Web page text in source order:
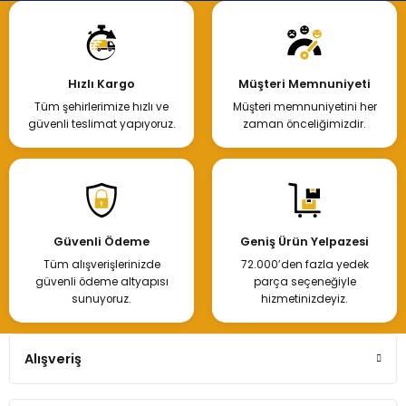
Hızlı Kargo
Tüm şehirlerimize hızlı ve
güvenli teslimat yapıyoruz.
Müşteri Memnuniyeti
Müşteri memnuniyetini her
zaman önceliğimizdir.
Güvenli Ödeme
Tüm alışverişlerinizde
güvenli ödeme altyapısı
sunuyoruz.
Geniş Ürün Yelpazesi
72.000’den fazla yedek
parça seçeneğiyle
hizmetinizdeyiz.
Alışveriş